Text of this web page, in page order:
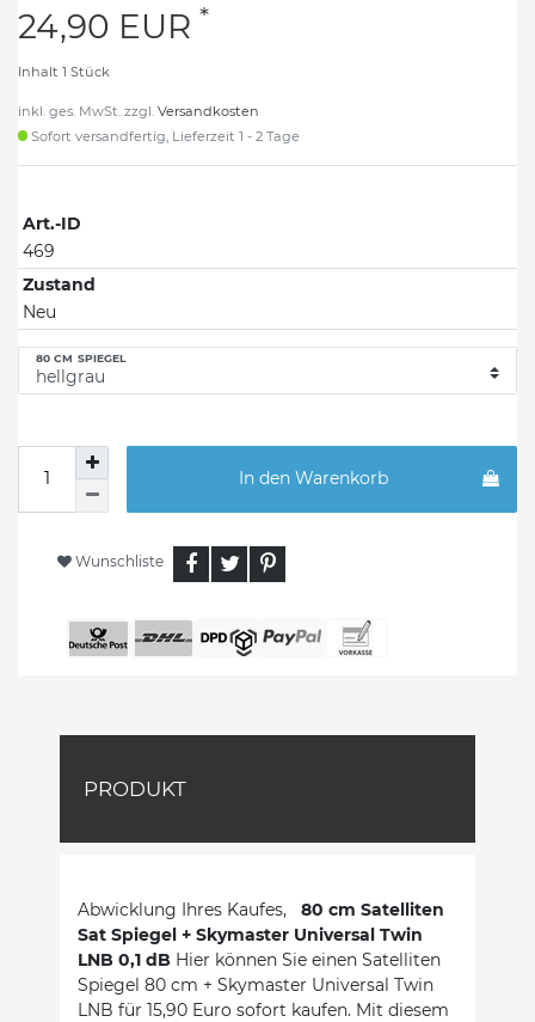
24,90 EUR *
Inhalt 1 Stück
inkl. ges. MwSt. zzgl. Versandkosten
Sofort versandfertig, Lieferzeit 1 - 2 Tage
Art.-ID
469
Zustand
Neu
80 CM SPIEGEL
In den Warenkorb
Wunschliste
PRODUKT
Abwicklung Ihres Kaufes, 80 cm Satelliten
Sat Spiegel + Skymaster Universal Twin
LNB 0,1 dB Hier können Sie einen Satelliten
Spiegel 80 cm + Skymaster Universal Twin
LNB für 15,90 Euro sofort kaufen. Mit diesem